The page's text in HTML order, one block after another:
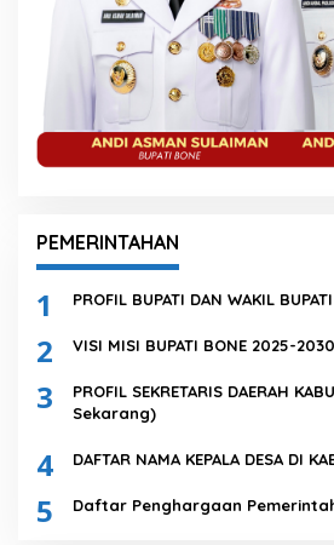
PEMERINTAHAN
1 PROFIL BUPATI DAN WAKIL
2 VISI MISI BUPATI BONE 2025-2030
3
PROFIL SEKRETARIS DAERAH
Sekarang)
4 DAFTAR NAMA KEPALA DESA DI
5 Daftar Penghargaan